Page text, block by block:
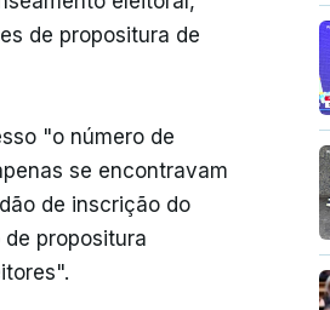
de propositura de
"o número de
se encontravam
de inscrição do
propositura